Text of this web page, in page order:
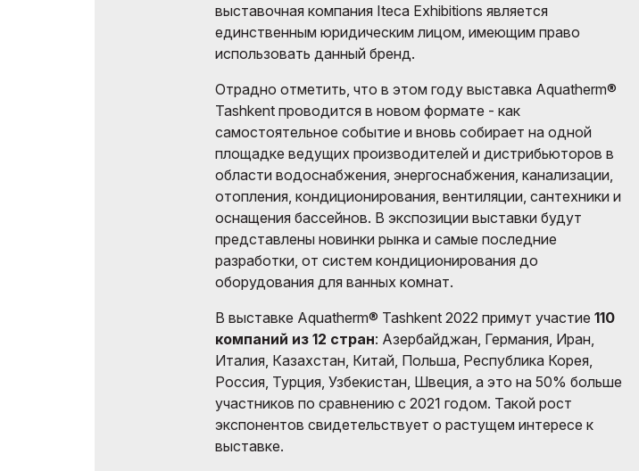
выставочная компания Iteca Exhibitions является
единственным юридическим лицом, имеющим право
использовать данный бренд.
Отрадно отметить, что в этом году выставка Aquatherm®
Tashkent проводится в новом формате - как
самостоятельное событие и вновь собирает на одной
площадке ведущих производителей и дистрибьюторов в
области водоснабжения, энергоснабжения, канализации,
отопления, кондиционирования, вентиляции, сантехники и
оснащения бассейнов. В экспозиции выставки будут
представлены новинки рынка и самые последние
разработки, от систем кондиционирования до
оборудования для ванных комнат.
В выставке Aquatherm® Tashkent 2022 примут участие 110
компаний из 12 стран: Азербайджан, Германия, Иран,
Италия, Казахстан, Китай, Польша, Республика Корея,
Россия, Турция, Узбекистан, Швеция, а это на 50% больше
участников по сравнению с 2021 годом. Такой рост
экспонентов свидетельствует о растущем интересе к
выставке.